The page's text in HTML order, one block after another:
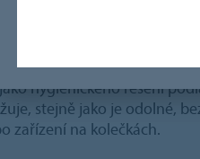
řešení podlah pro
bydlení - to
hygienického řešení
stejně jako je odolné,
zařízení na kolečkách.